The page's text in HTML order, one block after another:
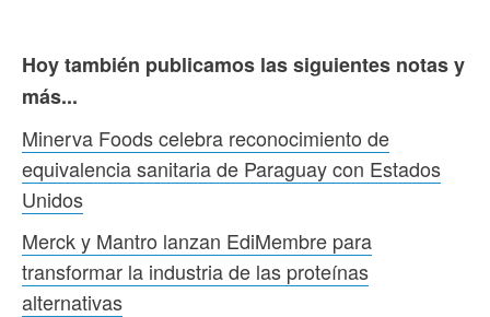
Hoy también publicamos las siguientes notas y
más...
Minerva Foods celebra reconocimiento de
equivalencia sanitaria de Paraguay con Estados
Unidos
Merck y Mantro lanzan EdiMembre para
transformar la industria de las proteínas
alternativas